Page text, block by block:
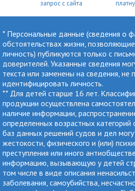
запрос с сайта
* Персональные данные (сведения о
обстоятельствах жизни,
личность) публикуются только с
доверителей. Указанные сведения
текста или заменены на сведения, не
идентифицировать личность.
** Для детей старше 16 лет.
продукции осуществлена
наличие информации,
определенных возрастных категорий
баз данных решений судов и дел
жестокости, физического и (или)
преступления или иного
информацию, вызывающую у детей
том числе в виде описания
заболевания, самоубийства,